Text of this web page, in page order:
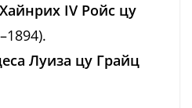
IV Ройс цу
Луиза цу Грайц